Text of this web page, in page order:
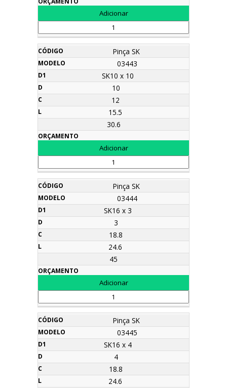
Pinça SK
03443
SK10 x 10
10
12
15.5
30.6
Pinça SK
03444
SK16 x 3
3
18.8
24.6
45
Pinça SK
03445
SK16 x 4
4
18.8
24.6